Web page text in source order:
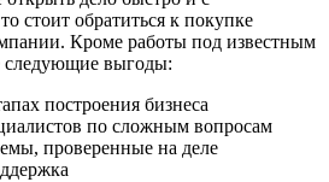
стоит обратиться к покупке
Кроме работы под известным
следующие выгоды:
построения бизнеса
по сложным вопросам
проверенные на деле